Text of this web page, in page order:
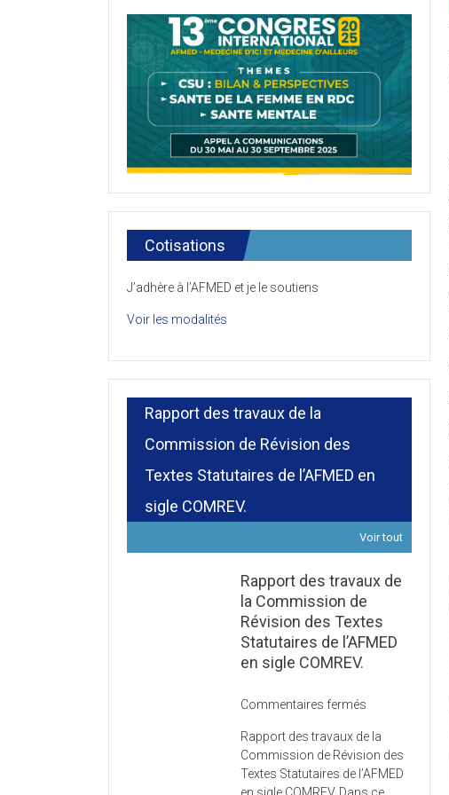
Cotisations
J’adhère à l’AFMED et je le soutiens
Voir les modalités
Rapport des travaux de la
Commission de Révision des
Textes Statutaires de l’AFMED en
sigle COMREV.
Voir tout
Rapport des travaux de
la Commission de
Révision des Textes
Statutaires de l’AFMED
en sigle COMREV.
Commentaires fermés
des
travaux
de
Rapport des travaux de la
Commission de Révision des
Textes Statutaires de l’AFMED
en sigle COMREV. Dans ce